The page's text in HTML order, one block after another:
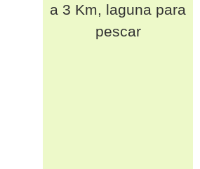
a 3 Km, laguna para
pescar